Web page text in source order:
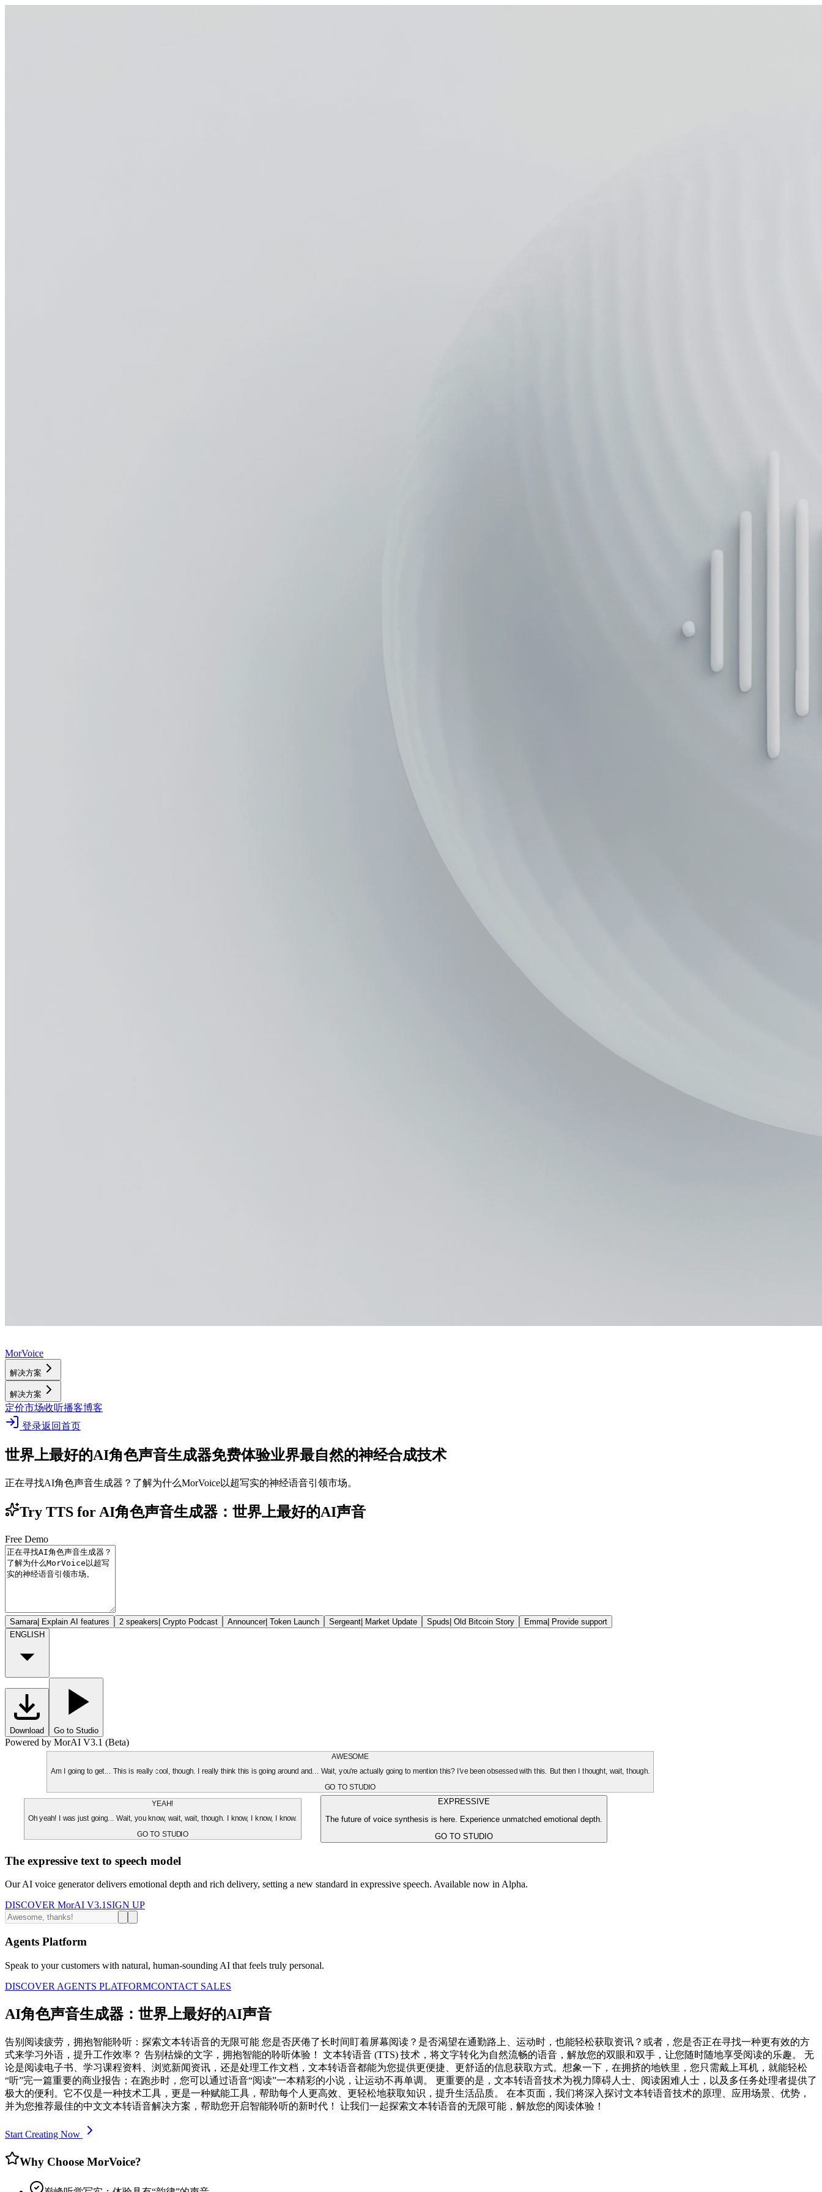
MorVoice
解决方案
解决方案
定价市场收听播客博客
登录返回首页
世界上最好的AI角色声音生成器免费体验业界最自然的神经合成技术
正在寻找AI角色声音生成器？了解为什么MorVoice以超写实的神经语音引领市场。
Try TTS for AI角色声音生成器：世界上最好的AI声音
Free Demo
Samara| Explain AI features 2 speakers| Crypto Podcast Announcer| Token Launch Sergeant| Market Update Spuds| Old Bitcoin Story Emma| Provide support
ENGLISH
Download Go to Studio
Powered by MorAI V3.1 (Beta)
AWESOME
Am I going to get... This is really cool, though. I really think this is going around and... Wait, you're actually going to mention this? I've been obsessed with this. But then I thought, wait, though.
GO TO STUDIO
YEAH!
Oh yeah! I was just going... Wait, you know, wait, wait, though. I know, I know, I know.
GO TO STUDIO
EXPRESSIVE
The future of voice synthesis is here. Experience unmatched emotional depth.
GO TO STUDIO
The expressive text to speech model
Our AI voice generator delivers emotional depth and rich delivery, setting a new standard in expressive speech. Available now in Alpha.
DISCOVER MorAI V3.1 SIGN UP
Agents Platform
Speak to your customers with natural, human-sounding AI that feels truly personal.
DISCOVER AGENTS PLATFORMCONTACT SALES
AI角色声音生成器：世界上最好的AI声音
告别阅读疲劳，拥抱智能聆听：探索文本转语音的无限可能 您是否厌倦了长时间盯着屏幕阅读？是否渴望在通勤路上、运动时，也能轻松获取资讯？或者，您是否正在寻找一种更有效的方
式来学习外语，提升工作效率？ 告别枯燥的文字，拥抱智能的聆听体验！ 文本转语音 (TTS) 技术，将文字转化为自然流畅的语音，解放您的双眼和双手，让您随时随地享受阅读的乐趣。 无
论是阅读电子书、学习课程资料、浏览新闻资讯，还是处理工作文档，文本转语音都能为您提供更便捷、更舒适的信息获取方式。想象一下，在拥挤的地铁里，您只需戴上耳机，就能轻松
“听”完一篇重要的商业报告；在跑步时，您可以通过语音“阅读”一本精彩的小说，让运动不再单调。 更重要的是，文本转语音技术为视力障碍人士、阅读困难人士，以及多任务处理者提供了
极大的便利。它不仅是一种技术工具，更是一种赋能工具，帮助每个人更高效、更轻松地获取知识，提升生活品质。 在本页面，我们将深入探讨文本转语音技术的原理、应用场景、优势，
并为您推荐最佳的中文文本转语音解决方案，帮助您开启智能聆听的新时代！ 让我们一起探索文本转语音的无限可能，解放您的阅读体验！
Start Creating Now
Why Choose MorVoice?